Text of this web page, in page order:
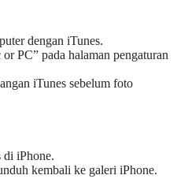
dengan iTunes.
PC” pada halaman pengaturan
iTunes sebelum foto
di iPhone.
kembali ke galeri iPhone.